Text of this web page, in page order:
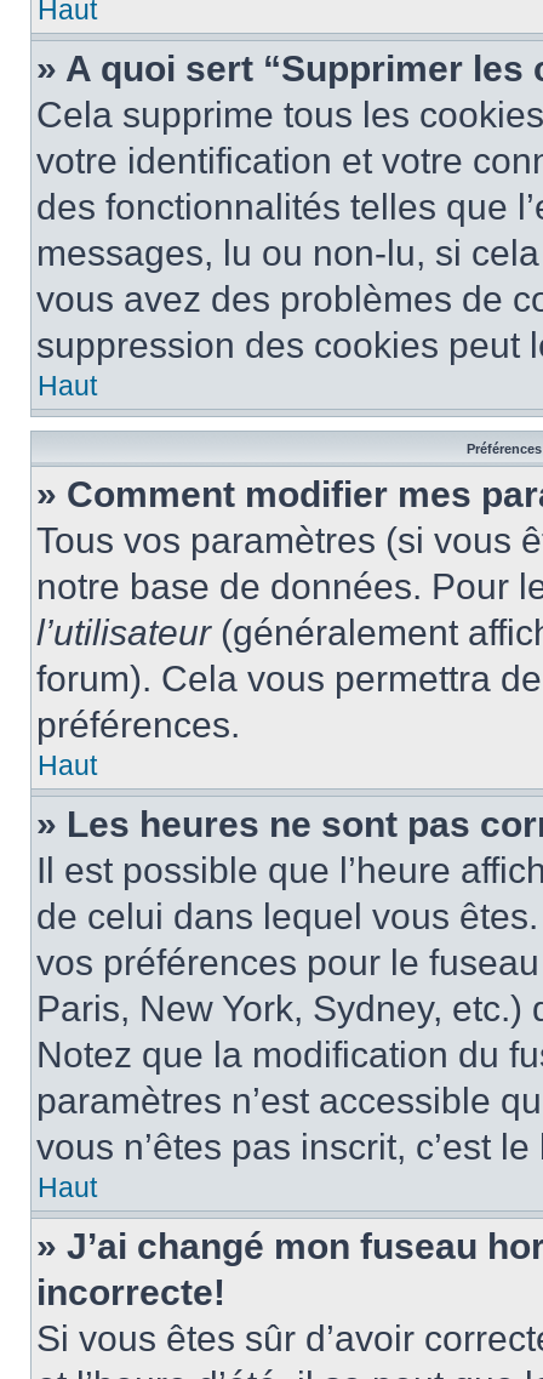
Haut
» A quoi sert “Supprimer les
Cela supprime tous les
votre identification et votre
des fonctionnalités telles que
messages, lu ou non-lu, si
vous avez des problèmes de
suppression des cookies peut
Haut
» Comment modifier mes
Tous vos paramètres (si vous
notre base de données. Pour
l’utilisateur(généralement
forum). Cela vous permettra
préférences.
Haut
» Les heures ne sont pas
Il est possible que l’heure
de celui dans lequel vous
vos préférences pour le
Paris, New York, Sydney, etc.)
Notez que la modification du
paramètres n’est accessible
vous n’êtes pas inscrit, c’est
Haut
» J’ai changé mon fuseau
incorrecte!
Si vous êtes sûr d’avoir